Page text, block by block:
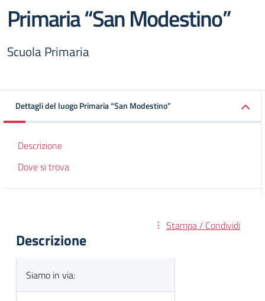
Primaria “San Modestino”
Scuola Primaria
Dettagli del luogo Primaria “San Modestino”
Descrizione
Dove si trova
Stampa / Condividi
Descrizione
Siamo in via: